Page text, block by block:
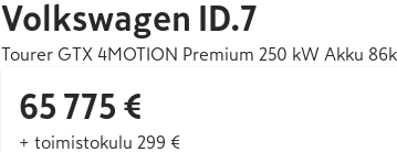
Volkswagen ID.7
Tourer GTX 4MOTION Premium 250 kW Akku
65 775 €
+ toimistokulu 299 €